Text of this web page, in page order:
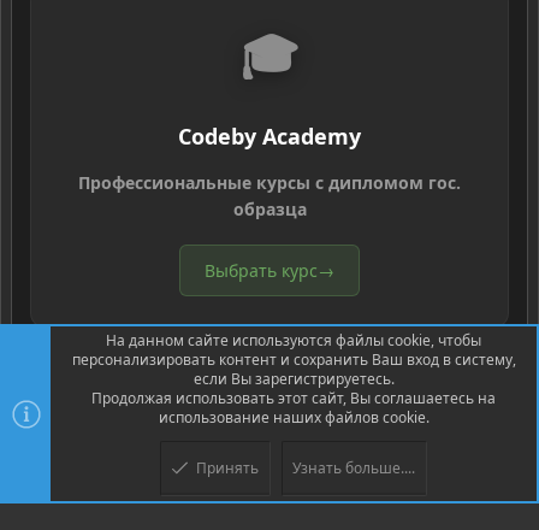
🎓
Codeby Academy
Профессиональные курсы с дипломом гос.
образца
Выбрать курс→
Community platform by XenForo ® © 2010-2026 XenForo Ltd.
© Jason Axelrod of 8WAYRUN
На данном сайте используются файлы cookie, чтобы
персонализировать контент и сохранить Ваш вход в систему,
если Вы зарегистрируетесь.
Продолжая использовать этот сайт, Вы соглашаетесь на
использование наших файлов cookie.
Принять Узнать больше....